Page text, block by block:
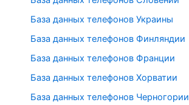
База данных телефонов Украины
База данных телефонов Финляндии
База данных телефонов Франции
База данных телефонов Хорватии
База данных телефонов Черногории